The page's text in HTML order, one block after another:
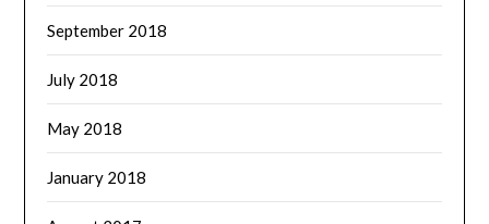
September 2018
July 2018
May 2018
January 2018